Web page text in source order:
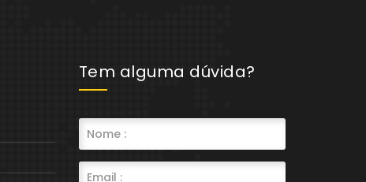
Tem alguma dúvida?